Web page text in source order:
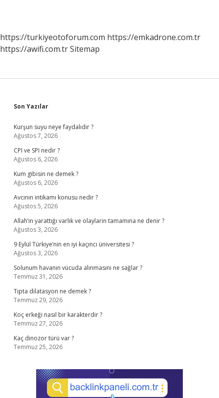
https://turkiyeotoforum.com https://emkadrone.com.tr
https://awifi.com.trSitemap
Sidebar
Son Yazılar
Kurşun suyu neye faydalıdır ?
Ağustos 7, 2026
CPI ve SPI nedir ?
Ağustos 6, 2026
Kum gibisin ne demek ?
Ağustos 6, 2026
Avcının intikamı konusu nedir ?
Ağustos 5, 2026
Allah’ın yarattığı varlık ve olaylarin tamamına ne denir ?
Ağustos 3, 2026
9 Eylül Türkiye’nin en iyi kaçıncı üniversitesi ?
Ağustos 3, 2026
Solunum havanın vücuda alınmasını ne sağlar ?
Temmuz 31, 2026
Tıpta dilatasyon ne demek ?
Temmuz 29, 2026
Koç erkeği nasıl bir karakterdir ?
Temmuz 27, 2026
Kaç dinozor türü var ?
Temmuz 25, 2026